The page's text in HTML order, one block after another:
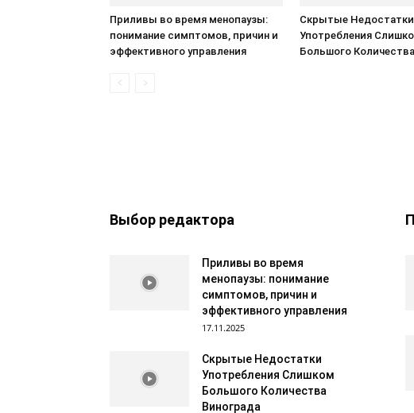
Приливы во время менопаузы:
понимание симптомов, причин и
эффективного управления
Скрытые Недостатки
Употребления
Большого
Выбор редактора
Приливы во время
менопаузы: понимание
симптомов, причин и
эффективного управления
17.11.2025
Скрытые Недостатки
Употребления Слишком
Большого Количества
Винограда